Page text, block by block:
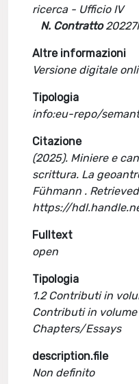
ricerca - Ufficio IV
N. Contratto
Altre informazioni
Versione digitale
Tipologia
info:eu-repo/
Citazione
(2025). Miniere e
scrittura. La
Fühmann .
https://
Fulltext
open
Tipologia
1.2 Contributi in
Contributi in
Chapters/Essays
description.file
Non definito